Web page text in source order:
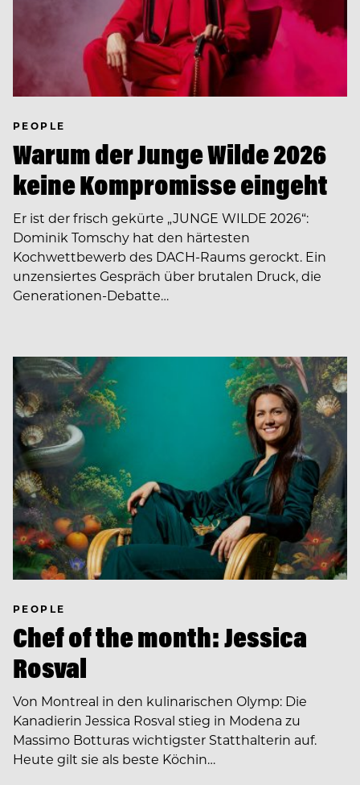
PEOPLE
Warum der Junge Wilde 2026
keine Kompromisse eingeht
Er ist der frisch gekürte „JUNGE WILDE 2026“:
Dominik Tomschy hat den härtesten
Kochwettbewerb des DACH-Raums gerockt. Ein
unzensiertes Gespräch über brutalen Druck, die
Generationen-Debatte…
PEOPLE
Chef of the month: Jessica
Rosval
Von Montreal in den kulinarischen Olymp: Die
Kanadierin Jessica Rosval stieg in Modena zu
Massimo Botturas wichtigster Statthalterin auf.
Heute gilt sie als beste Köchin…